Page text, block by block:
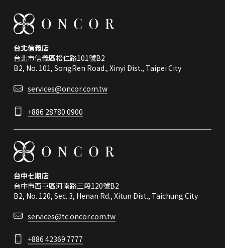
台北信義店
台北市信義區松仁路101號B2
B2, No. 101, SongRen Road., Xinyi Dist., Taipei City
services@oncor.com.tw
+886 28780 0900
台中七期店
台中市西屯區河南路三段120號B2
B2, No. 120, Sec. 3, Henan Rd., Xitun Dist., Taichung City
services@tc.oncor.com.tw
+886 42369 7777